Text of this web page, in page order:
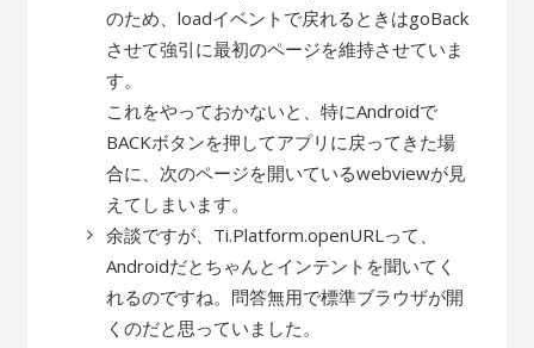
のため、loadイベントで戻れるときはgoBack
させて強引に最初のページを維持させていま
す。
これをやっておかないと、特にAndroidで
BACKボタンを押してアプリに戻ってきた場
合に、次のページを開いているwebviewが見
えてしまいます。
余談ですが、Ti.Platform.openURLって、
Androidだとちゃんとインテントを聞いてく
れるのですね。問答無用で標準ブラウザが開
くのだと思っていました。